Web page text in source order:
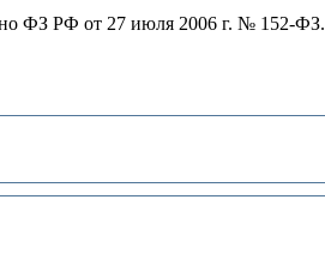
ФЗ РФ от 27 июля 2006 г. № 152-ФЗ.